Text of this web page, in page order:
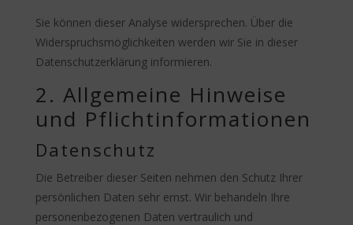
Sie können dieser Analyse widersprechen. Über die
Widerspruchsmöglichkeiten werden wir Sie in dieser
Datenschutzerklärung informieren.
2. Allgemeine Hinweise
und Pflichtinformationen
Datenschutz
Die Betreiber dieser Seiten nehmen den Schutz Ihrer
persönlichen Daten sehr ernst. Wir behandeln Ihre
personenbezogenen Daten vertraulich und